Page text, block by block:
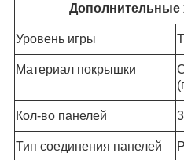
Дополнительные
Уровень игры
Материал покрышки
Кол-во панелей
Тип соединения панелей